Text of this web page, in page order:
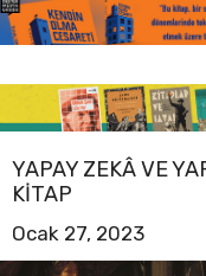
YAPAY ZEKÂ VE
KITAP
Ocak 27, 2023